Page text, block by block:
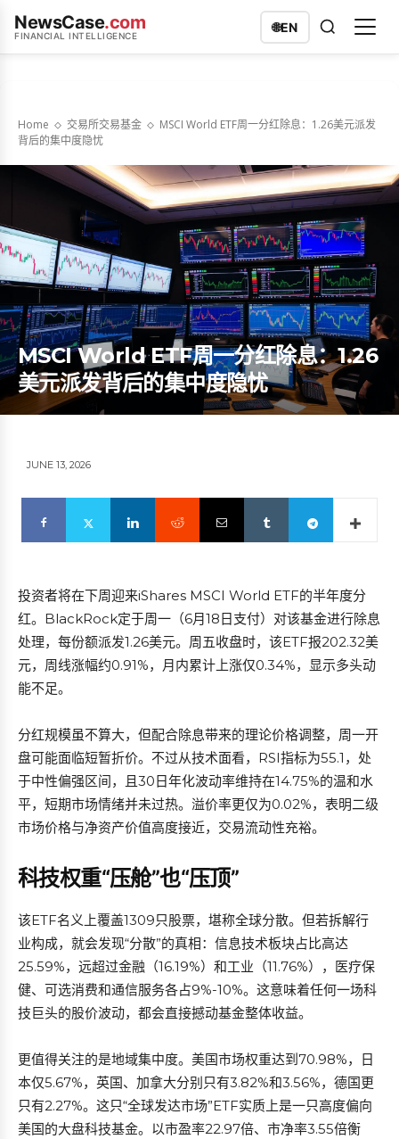
NewsCase.com
FINANCIAL INTELLIGENCE
🌐EN
Home 交易所交易基金
MSCI World ETF周一分红除息：1.26美元派发
背后的集中度隐忧
MSCI World ETF周一分红除息：1.26
美元派发背后的集中度隐忧
JUNE 13, 2026
投资者将在下周迎来iShares MSCI World ETF的半年度分
红。BlackRock定于周一（6月18日支付）对该基金进行除息
处理，每份额派发1.26美元。周五收盘时，该ETF报202.32美
元，周线涨幅约0.91%，月内累计上涨仅0.34%，显示多头动
能不足。
分红规模虽不算大，但配合除息带来的理论价格调整，周一开
盘可能面临短暂折价。不过从技术面看，RSI指标为55.1，处
于中性偏强区间，且30日年化波动率维持在14.75%的温和水
平，短期市场情绪并未过热。溢价率更仅为0.02%，表明二级
市场价格与净资产价值高度接近，交易流动性充裕。
科技权重“压舱”也“压顶”
该ETF名义上覆盖1309只股票，堪称全球分散。但若拆解行
业构成，就会发现“分散”的真相：信息技术板块占比高达
25.59%，远超过金融（16.19%）和工业（11.76%），医疗保
健、可选消费和通信服务各占9%-10%。这意味着任何一场科
技巨头的股价波动，都会直接撼动基金整体收益。
更值得关注的是地域集中度。美国市场权重达到70.98%，日
本仅5.67%，英国、加拿大分别只有3.82%和3.56%，德国更
只有2.27%。这只“全球发达市场”ETF实质上是一只高度偏向
美国的大盘科技基金。以市盈率22.97倍、市净率3.55倍衡